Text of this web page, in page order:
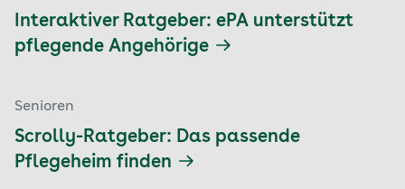
Interaktiver Ratgeber: ePA unterstützt
pflegende Angehörige
Senioren
Scrolly-Ratgeber: Das passende
Pflegeheim finden